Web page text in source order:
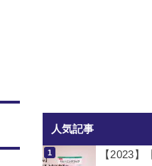
人気記事
【2023】